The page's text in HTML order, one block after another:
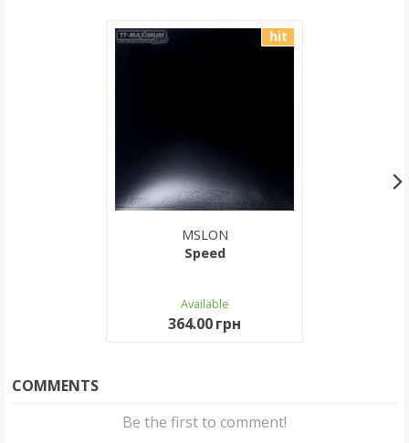
hit
MSLON
Speed
Available
364.00 грн
COMMENTS
Be the first to comment!